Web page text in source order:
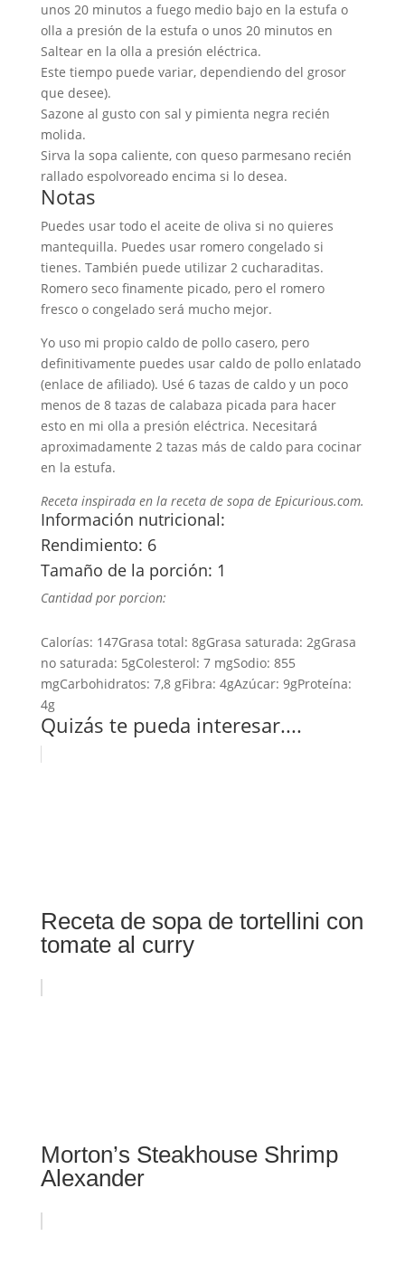
unos 20 minutos a fuego medio bajo en la estufa o
olla a presión de la estufa o unos 20 minutos en
Saltear en la olla a presión eléctrica.
Este tiempo puede variar, dependiendo del grosor
que desee).
Sazone al gusto con sal y pimienta negra recién
molida.
Sirva la sopa caliente, con queso parmesano recién
rallado espolvoreado encima si lo desea.
Notas
Puedes usar todo el aceite de oliva si no quieres
mantequilla. Puedes usar romero congelado si
tienes. También puede utilizar 2 cucharaditas.
Romero seco finamente picado, pero el romero
fresco o congelado será mucho mejor.
Yo uso mi propio caldo de pollo casero, pero
definitivamente puedes usar caldo de pollo enlatado
(enlace de afiliado). Usé 6 tazas de caldo y un poco
menos de 8 tazas de calabaza picada para hacer
esto en mi olla a presión eléctrica. Necesitará
aproximadamente 2 tazas más de caldo para cocinar
en la estufa.
Receta inspirada en la receta de sopa de Epicurious.com.
Información nutricional:
Rendimiento: 6
Tamaño de la porción: 1
Cantidad por porcion:
Calorías: 147Grasa total: 8gGrasa saturada: 2gGrasa
no saturada: 5gColesterol: 7 mgSodio: 855
mgCarbohidratos: 7,8 gFibra: 4gAzúcar: 9gProteína:
4g
Quizás te pueda interesar....
Receta de sopa de tortellini con
tomate al curry
Morton’s Steakhouse Shrimp
Alexander